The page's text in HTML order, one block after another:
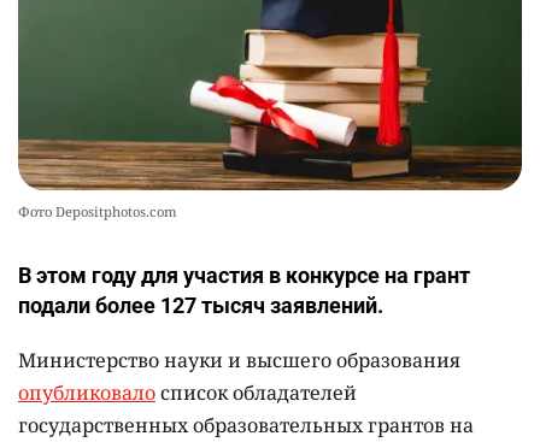
Фото Depositphotos.com
В этом году для участия в конкурсе на грант
подали более 127 тысяч заявлений.
Министерство науки и высшего образования
опубликовалосписок обладателей
государственных образовательных грантов на